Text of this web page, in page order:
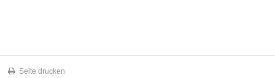
Seite drucken